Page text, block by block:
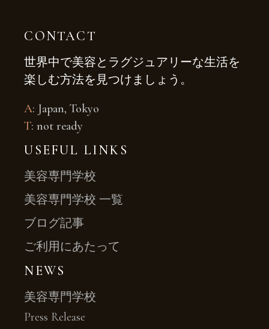
CONTACT
世界中で美容とラグジュアリーな生活を
楽しむ方法を見つけましょう。
A: Japan, Tokyo
T: not ready
USEFUL LINKS
美容専門学校
美容専門学校 一覧
ブログ記事
ご利用にあたって
NEWS
美容専門学校
Press Release